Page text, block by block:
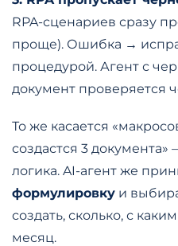
RPA-сценариев сразу
проще). Ошибка →
процедурой. Агент с
документ проверяется
То же касается
создастся 3
логика. AI-агент же
формулировку и
создать, сколько, с
месяц.